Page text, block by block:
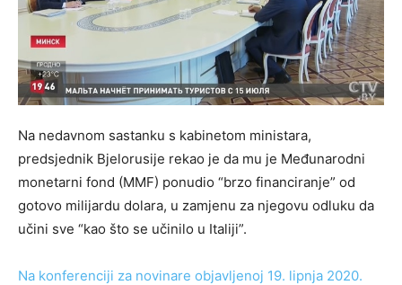
Na nedavnom sastanku s kabinetom ministara,
predsjednik Bjelorusije rekao je da mu je Međunarodni
monetarni fond (MMF) ponudio “brzo financiranje” od
gotovo milijardu dolara, u zamjenu za njegovu odluku da
učini sve “kao što se učinilo u Italiji”.
Na konferenciji za novinare objavljenoj 19. lipnja 2020.